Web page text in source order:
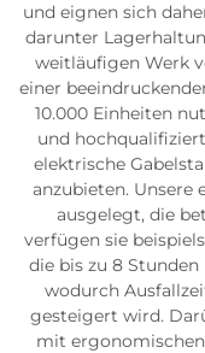
und eignen sich
darunter
weitläufigen Werk
einer
10.000 Einheiten
und
elektrische
anzubieten. Unsere
ausgelegt, die
verfügen sie
die bis zu 8
wodurch
gesteigert wird.
mit